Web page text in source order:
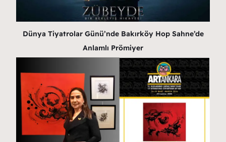
Dünya Tiyatrolar Günü’nde Bakırköy Hop Sahne’de
Anlamlı Prömiyer